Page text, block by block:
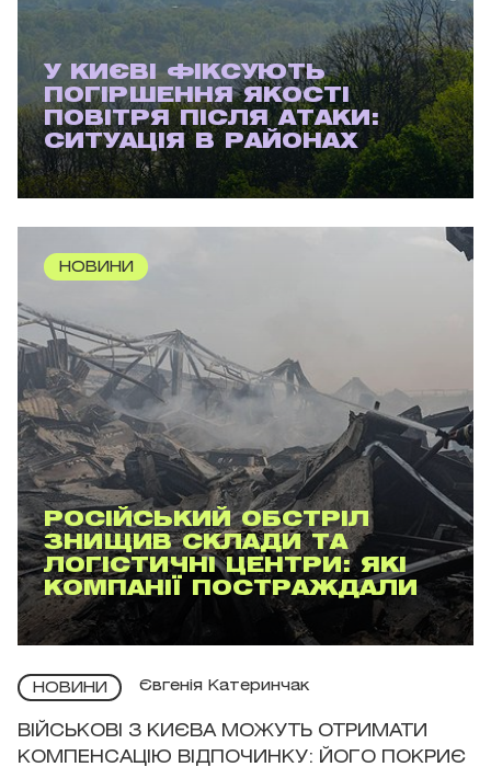
У КИЄВІ ФІКСУЮТЬ
ПОГІРШЕННЯ ЯКОСТІ
ПОВІТРЯ ПІСЛЯ АТАКИ:
СИТУАЦІЯ В РАЙОНАХ
НОВИНИ
РОСІЙСЬКИЙ ОБСТРІЛ
ЗНИЩИВ СКЛАДИ ТА
ЛОГІСТИЧНІ ЦЕНТРИ: ЯКІ
КОМПАНІЇ ПОСТРАЖДАЛИ
НОВИНИ Євгенія Катеринчак
ВІЙСЬКОВІ З КИЄВА МОЖУТЬ ОТРИМАТИ
КОМПЕНСАЦІЮ ВІДПОЧИНКУ: ЙОГО ПОКРИЄ